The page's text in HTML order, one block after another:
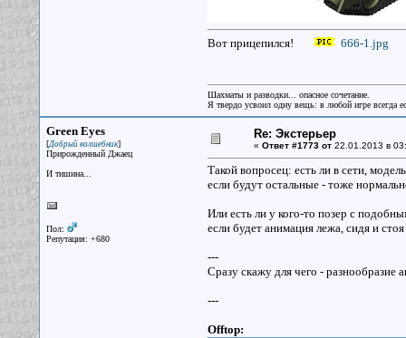
Вот прицепился! 666-1.jpg
Шахматы и разводки... опасное сочетание.
Я твердо усвоил одну вещь: в любой игре всегда
Green Eyes
[Добрый волшебник]
Прирожденный Джаец
И тишина...
Пол:
Репутация: +680
Re: Экстерьер
« Ответ #1773 от22.01.2013 в
Такой вопросец: есть ли в сети,
если будут остальные - тоже
Или есть ли у кого-то позер с
если будет анимация лежа, сидя и
---
Сразу скажу для чего - разнообразие
---
Offtop: